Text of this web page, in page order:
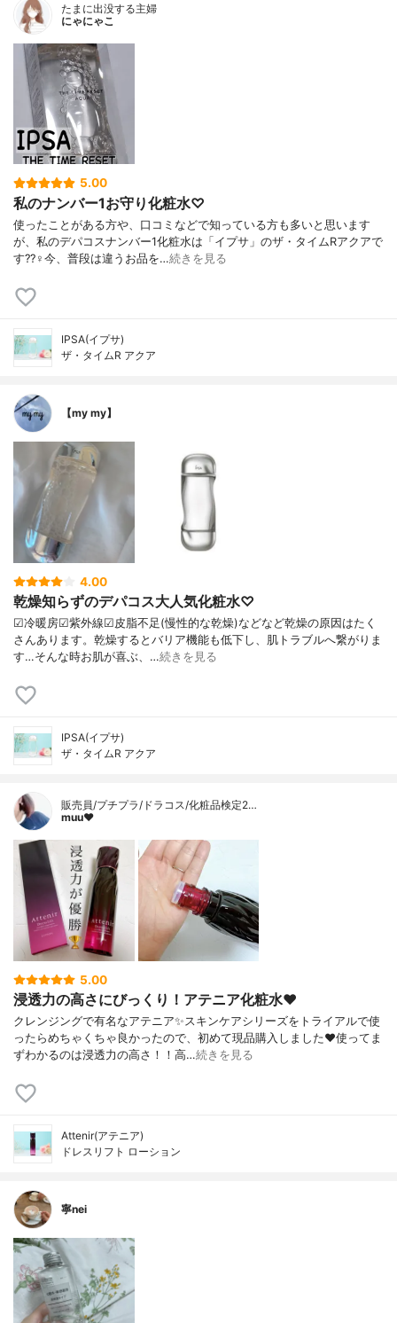
たまに出没する主婦
にゃにゃこ
5.00
私のナンバー1お守り化粧水♡
使ったことがある方や、口コミなどで知っている方も多いと思います
が、私のデパコスナンバー1化粧水は「イプサ」のザ・タイムRアクアで
す??‍♀️今、普段は違うお品を…続きを見る
IPSA(イプサ)
ザ・タイムR アクア
【my my】
4.00
乾燥知らずのデパコス大人気化粧水♡
☑︎冷暖房☑︎紫外線☑︎皮脂不足(慢性的な乾燥)などなど乾燥の原因はたく
さんあります。乾燥するとバリア機能も低下し、肌トラブルへ繋がりま
す…そんな時お肌が喜ぶ、…続きを見る
IPSA(イプサ)
ザ・タイムR アクア
販売員/プチプラ/ドラコス/化粧品検定2…
muu❤︎
5.00
浸透力の高さにびっくり！アテニア化粧水❤️
クレンジングで有名なアテニア✨スキンケアシリーズをトライアルで使
ったらめちゃくちゃ良かったので、初めて現品購入しました❤️使ってま
ずわかるのは浸透力の高さ！！高…続きを見る
Attenir(アテニア)
ドレスリフト ローション
寧nei